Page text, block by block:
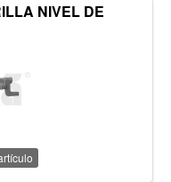
NIVEL DE